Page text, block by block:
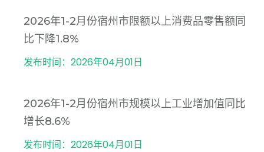
2026年1-2月份宿州市限额以上消费品零售额同
比下降1.8%
发布时间：2026年04月01日
2026年1-2月份宿州市规模以上工业增加值同比
增长8.6%
发布时间：2026年04月01日